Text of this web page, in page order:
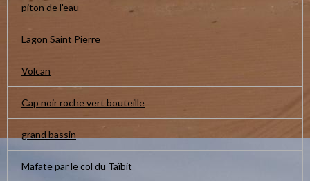
piton de l'eau
Lagon Saint Pierre
Volcan
Cap noir roche vert bouteille
grand bassin
Mafate par le col du Taïbit